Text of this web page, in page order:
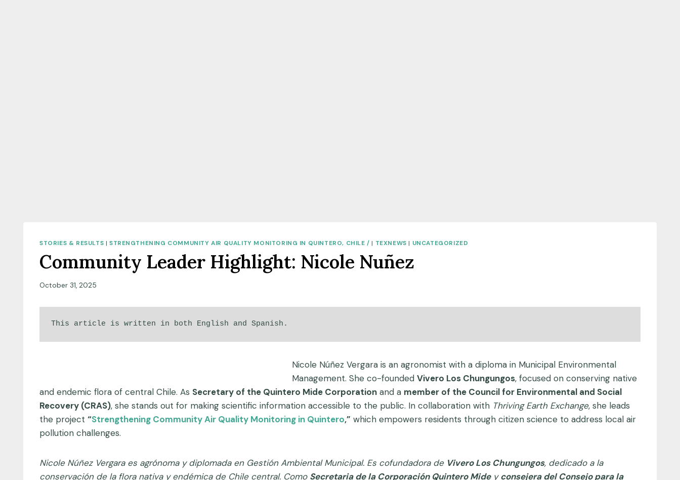
STORIES & RESULTS | STRENGTHENING COMMUNITY AIR QUALITY MONITORING IN QUINTERO, CHILE / | TEXNEWS | UNCATEGORIZED
Community Leader Highlight: Nicole Nuñez
October 31, 2025
This article is written in both English and Spanish.
Nicole Núñez Vergara is an agronomist with a diploma in Municipal Environmental
Management. She co-founded Vivero Los Chungungos, focused on conserving native
and endemic flora of central Chile. As Secretary of the Quintero Mide Corporation and a member of the Council for Environmental and Social
Recovery (CRAS), she stands out for making scientific information accessible to the public. In collaboration with Thriving Earth Exchange, she leads
the project “Strengthening Community Air Quality Monitoring in Quintero,” which empowers residents through citizen science to address local air
pollution challenges.
Nicole Núñez Vergara es agrónoma y diplomada en Gestión Ambiental Municipal. Es cofundadora de Vivero Los Chungungos, dedicado a la
conservación de la flora nativa y endémica de Chile central. Como Secretaria de la Corporación Quintero Mideyconsejera del Consejo para la